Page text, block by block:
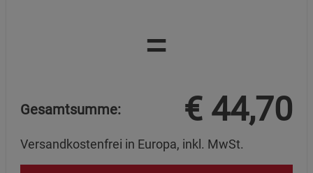
=
Gesamtsumme: € 44,70
Versandkostenfrei in Europa, inkl. MwSt.